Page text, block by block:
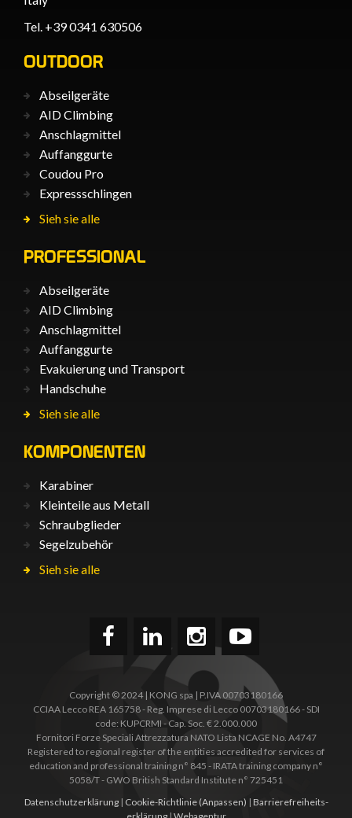
Tel. +39 0341 630506
OUTDOOR
Abseilgeräte
AID Climbing
Anschlagmittel
Auffanggurte
Coudou Pro
Expressschlingen
Sieh sie alle
PROFESSIONAL
Abseilgeräte
AID Climbing
Anschlagmittel
Auffanggurte
Evakuierung und Transport
Handschuhe
Sieh sie alle
KOMPONENTEN
Karabiner
Kleinteile aus Metall
Schraubglieder
Segelzubehör
Sieh sie alle
Copyright © 2024 | KONG spa | P.IVA 00703180166
CCIAA Lecco REA 165758 - Reg. Imprese di Lecco 00703180166 - SDI
code: KUPCRMI - Cap. Soc. € 2.000.000
Fornitori Forze Speciali Attrezzatura NATO Lista NCAGE No. A4747
Registered to regional register of the entities accredited for services of
education and professional training n° 845 - IRATA training company n°
5058/T - GWO British Standard Institute n° 725451
Datenschutzerklärung| Cookie-Richtlinie (Anpassen) | Barrierefreiheits­